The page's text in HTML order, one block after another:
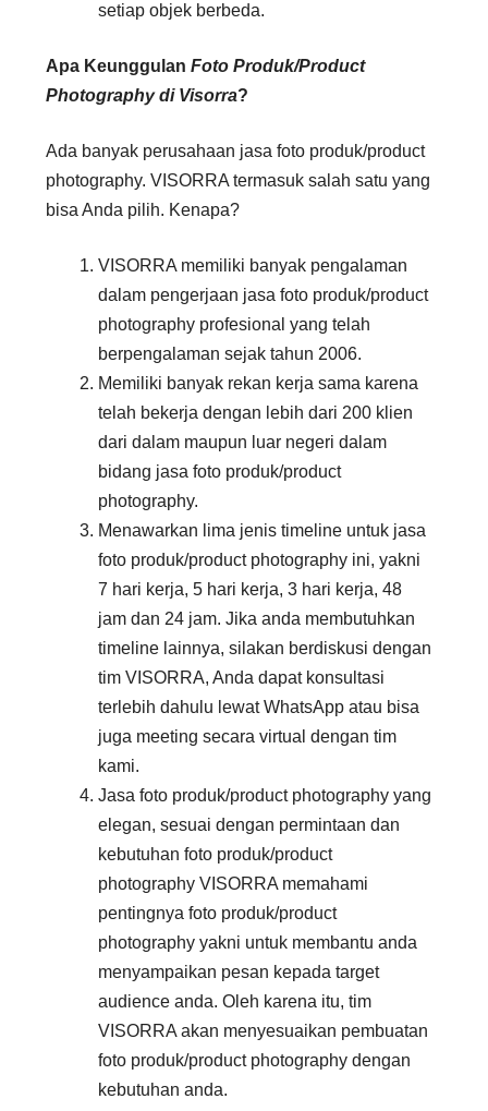
setiap objek berbeda.
Apa Keunggulan Foto Produk/Product
Photography di Visorra?
Ada banyak perusahaan jasa foto produk/product
photography. VISORRA termasuk salah satu yang
bisa Anda pilih. Kenapa?
VISORRA memiliki banyak pengalaman
dalam pengerjaan jasa foto produk/product
photography profesional yang telah
berpengalaman sejak tahun 2006.
Memiliki banyak rekan kerja sama karena
telah bekerja dengan lebih dari 200 klien
dari dalam maupun luar negeri dalam
bidang jasa foto produk/product
photography.
Menawarkan lima jenis timeline untuk jasa
foto produk/product photography ini, yakni
7 hari kerja, 5 hari kerja, 3 hari kerja, 48
jam dan 24 jam. Jika anda membutuhkan
timeline lainnya, silakan berdiskusi dengan
tim VISORRA, Anda dapat konsultasi
terlebih dahulu lewat WhatsApp atau bisa
juga meeting secara virtual dengan tim
kami.
Jasa foto produk/product photography yang
elegan, sesuai dengan permintaan dan
kebutuhan foto produk/product
photography VISORRA memahami
pentingnya foto produk/product
photography yakni untuk membantu anda
menyampaikan pesan kepada target
audience anda. Oleh karena itu, tim
VISORRA akan menyesuaikan pembuatan
foto produk/product photography dengan
kebutuhan anda.